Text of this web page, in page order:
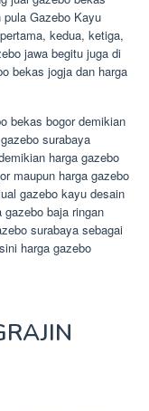
Gazebo Kayu
kedua, ketiga,
jawa begitu juga di
bekas jogja dan harga
bekas bogor demikian
surabaya
harga gazebo
maupun harga gazebo
gazebo kayu desain
baja ringan
surabaya sebagai
harga gazebo